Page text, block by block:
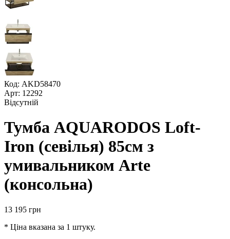
Код: AKD58470
Арт: 12292
Відсутній
Тумба AQUARODOS Loft-
Iron (севілья) 85см з
умивальником Arte
(консольна)
13 195 грн
* Ціна вказана за 1 штуку.